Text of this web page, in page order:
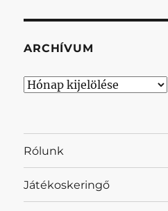
ARCHÍVUM
Archívum
Rólunk
Játékoskeringő